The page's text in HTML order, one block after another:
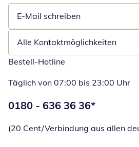
E-Mail schreiben
Öffnet E-Mail-Client
Alle Kontaktmöglichkeiten
Bestell-Hotline
Täglich von 07:00 bis 23:00 Uhr
Telefonnummer:
0180 - 636 36 36*
(20 Cent/Verbindung aus allen